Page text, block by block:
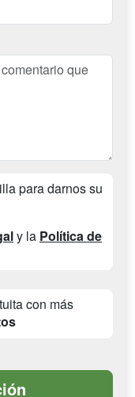
para darnos su
y la Política de
con más